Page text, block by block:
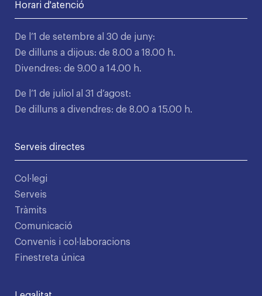
Horari d'atenció
De l’1 de setembre al 30 de juny:
De dilluns a dijous: de 8.00 a 18.00 h.
Divendres: de 9.00 a 14.00 h.
De l’1 de juliol al 31 d’agost:
De dilluns a divendres: de 8.00 a 15.00 h.
Serveis directes
Col·legi
Serveis
Tràmits
Comunicació
Convenis i col·laboracions
Finestreta única